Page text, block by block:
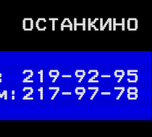
ОСТАНКИНО
219-92-95
217-97-78